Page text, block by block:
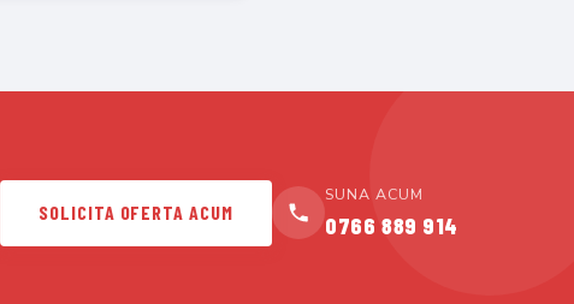
SOLICITA OFERTA ACUM
SUNA ACUM
0766 889 914